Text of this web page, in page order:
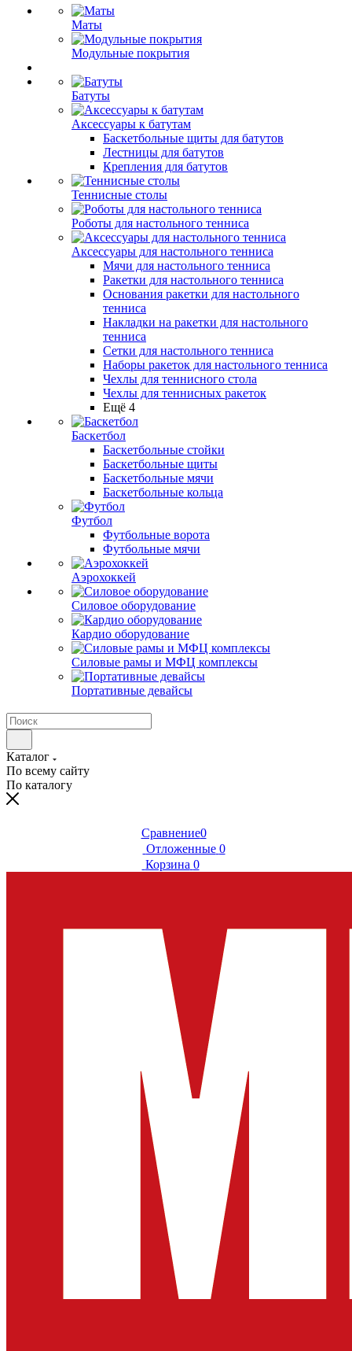
Маты
Модульные покрытия
Батуты
Аксессуары к батутам
Баскетбольные щиты для батутов
Лестницы для батутов
Крепления для батутов
Теннисные столы
Роботы для настольного тенниса
Аксессуары для настольного тенниса
Мячи для настольного тенниса
Ракетки для настольного тенниса
Основания ракетки для настольного
тенниса
Накладки на ракетки для настольного
тенниса
Сетки для настольного тенниса
Наборы ракеток для настольного тенниса
Чехлы для теннисного стола
Чехлы для теннисных ракеток
Ещё 4
Баскетбол
Баскетбольные стойки
Баскетбольные щиты
Баскетбольные мячи
Баскетбольные кольца
Футбол
Футбольные ворота
Футбольные мячи
Аэрохоккей
Силовое оборудование
Кардио оборудование
Силовые рамы и МФЦ комплексы
Портативные девайсы
Каталог
По всему сайту
По каталогу
Сравнение0
Отложенные 0
Корзина 0